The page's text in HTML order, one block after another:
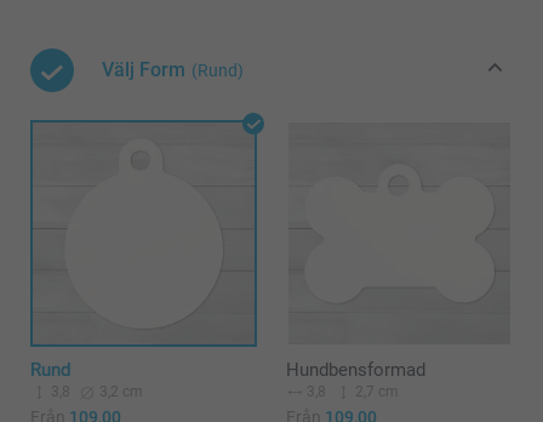
Välj Form (Rund)
Rund
3,8 3,2 cm
Från 109,00
Hundbensformad
3,8 2,7 cm
Från 109,00